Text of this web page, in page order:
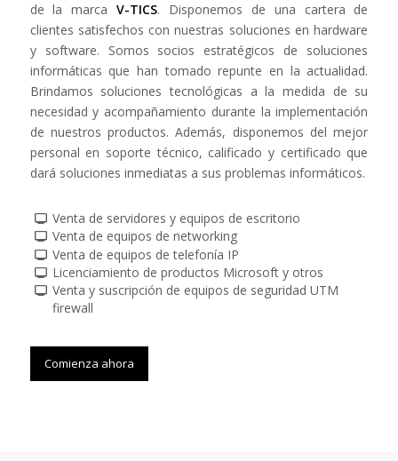
de la marcaV-TICS. Disponemos de una cartera de
clientes satisfechos con nuestras soluciones en hardware
y software. Somos socios estratégicos de soluciones
informáticas que han tomado repunte en la actualidad.
Brindamos soluciones tecnológicas a la medida de su
necesidad y acompañamiento durante la implementación
de nuestros productos. Además, disponemos del mejor
personal en soporte técnico, calificado y certificado que
dará soluciones inmediatas a sus problemas informáticos.
Venta de servidores y equipos de escritorio
Venta de equipos de networking
Venta de equipos de telefonía IP
Licenciamiento de productos Microsoft y otros
Venta y suscripción de equipos de seguridad UTM
firewall
Comienza ahora